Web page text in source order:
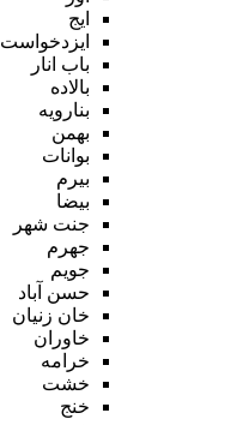
ایج
ایزدخواست
باب انار
بالاده
بنارویه
بهمن
بوانات
بیرم
بیضا
جنت شهر
جهرم
جویم
حسن آباد
خان زنیان
خاوران
خرامه
خشت
خنج